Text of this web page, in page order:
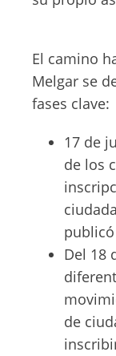
El camino
Melgar se
fases clave:
17 de
de los
Del 18
de